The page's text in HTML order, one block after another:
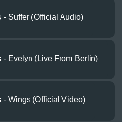
- Suffer (Official Audio)
- Evelyn (Live From Berlin)
- Wings (Official Video)